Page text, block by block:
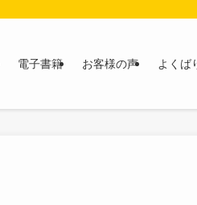
電子書籍 お客様の声 よくば